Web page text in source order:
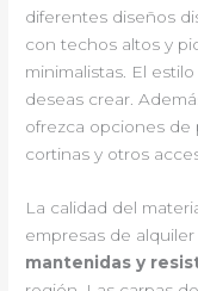
diferentes diseños
con techos altos y
minimalistas. El
deseas crear.
ofrezca opciones de
cortinas y otros
La calidad del
empresas de
mantenidas y